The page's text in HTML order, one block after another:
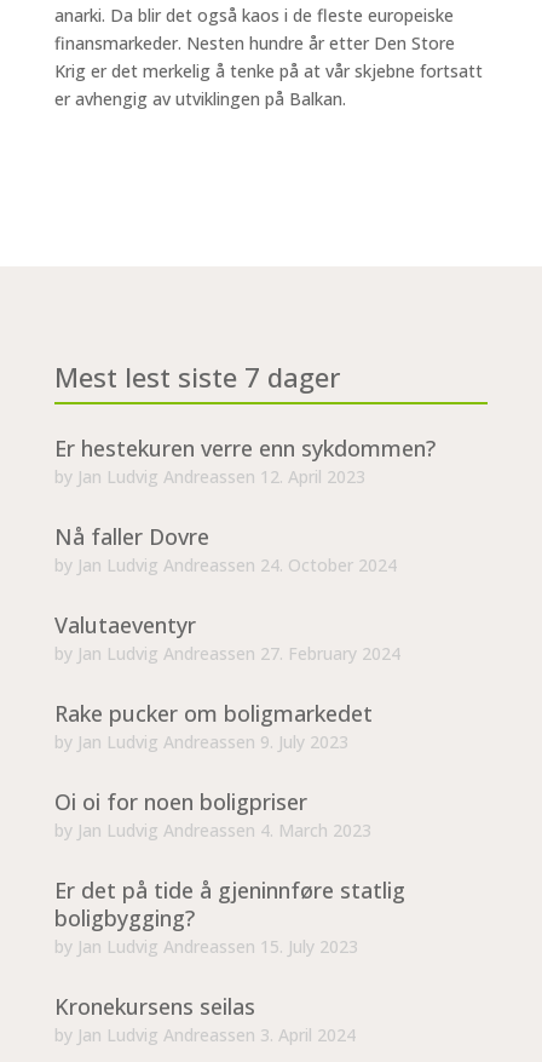
anarki. Da blir det også kaos i de fleste europeiske
finansmarkeder. Nesten hundre år etter Den Store
Krig er det merkelig å tenke på at vår skjebne fortsatt
er avhengig av utviklingen på Balkan.
Mest lest siste 7 dager
Er hestekuren verre enn sykdommen?
by Jan Ludvig Andreassen 12. April 2023
Nå faller Dovre
by Jan Ludvig Andreassen 24. October 2024
Valutaeventyr
by Jan Ludvig Andreassen 27. February 2024
Rake pucker om boligmarkedet
by Jan Ludvig Andreassen 9. July 2023
Oi oi for noen boligpriser
by Jan Ludvig Andreassen 4. March 2023
Er det på tide å gjeninnføre statlig
boligbygging?
by Jan Ludvig Andreassen 15. July 2023
Kronekursens seilas
by Jan Ludvig Andreassen 3. April 2024